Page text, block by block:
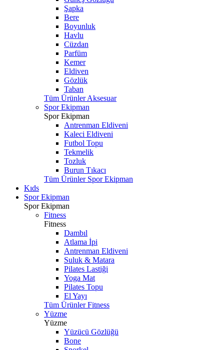
Şapka
Bere
Boyunluk
Havlu
Cüzdan
Parfüm
Kemer
Eldiven
Gözlük
Taban
Tüm Ürünler Aksesuar
Spor Ekipman
Spor Ekipman
Antrenman Eldiveni
Kaleci Eldiveni
Futbol Topu
Tekmelik
Tozluk
Burun Tıkacı
Tüm Ürünler Spor Ekipman
Kıds
Spor Ekipman
Spor Ekipman
Fitness
Fitness
Dambıl
Atlama İpi
Antrenman Eldiveni
Suluk & Matara
Pilates Lastiği
Yoga Mat
Pilates Topu
El Yayı
Tüm Ürünler Fitness
Yüzme
Yüzme
Yüzücü Gözlüğü
Bone